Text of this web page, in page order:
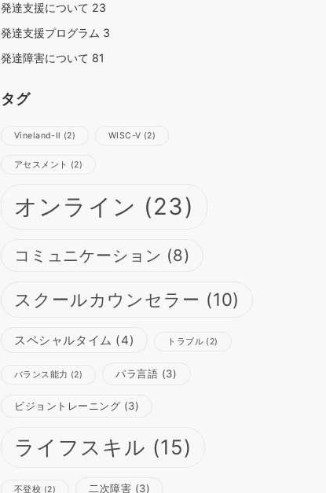
発達支援について 23
発達支援プログラム 3
発達障害について 81
タグ
Vineland-Ⅱ (2) WISC-Ⅴ (2)
アセスメント (2)
オンライン (23)
コミュニケーション (8)
スクールカウンセラー (10)
スペシャルタイム (4) トラブル (2)
バランス能力 (2) パラ言語 (3)
ビジョントレーニング (3)
ライフスキル (15)
不登校 (2) 二次障害 (3)